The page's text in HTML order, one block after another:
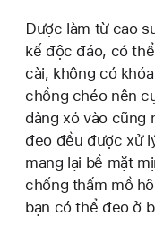
Được làm từ cao
kế độc đáo, có
cài, không có
chồng chéo nên
dàng xỏ vào cũng
đeo đều được xử
mang lại bề mặt
chống thấm mồ
bạn có thể đeo ở